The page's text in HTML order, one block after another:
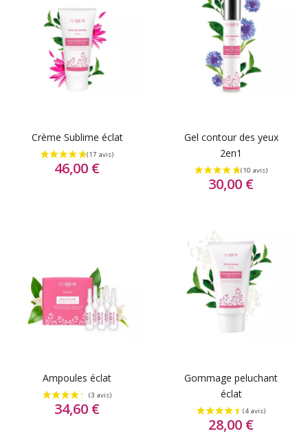
Crème Sublime éclat
46,00 €
Gel contour des yeux
2en1
30,00 €
Ampoules éclat
34,60 €
Gommage peluchant
éclat
28,00 €